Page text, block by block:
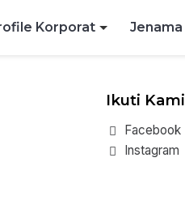
Korporat Jenama
Ikuti Kami
Facebook
Instagram